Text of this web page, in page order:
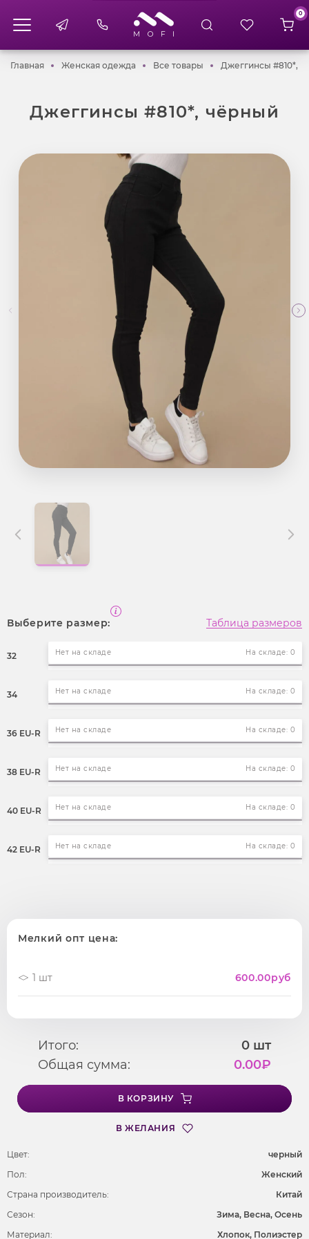
0
ГлавнаяГлавнаяЖенская одежда Женская одежда
Все товары Все товары
Джеггинсы #810*,
Джеггинсы #810*, чёрный
Выберите размер: Таблица размеров
32 Нет на складе На складе: 0
34 Нет на складе На складе: 0
36 EU-R Нет на складе На складе: 0
38 EU-R Нет на складе На складе: 0
40 EU-R Нет на складе На складе: 0
42 EU-R Нет на складе На складе: 0
Мелкий опт цена:
1 шт 600.00руб
Итого: 0 шт
Общая сумма:
0.00₽
В КОРЗИНУ
В ЖЕЛАНИЯ
Цвет:
черный
Пол:
Женский
Страна производитель:
Китай
Сезон:
Зима, Весна, Осень
Материал:
Хлопок, Полиэстер